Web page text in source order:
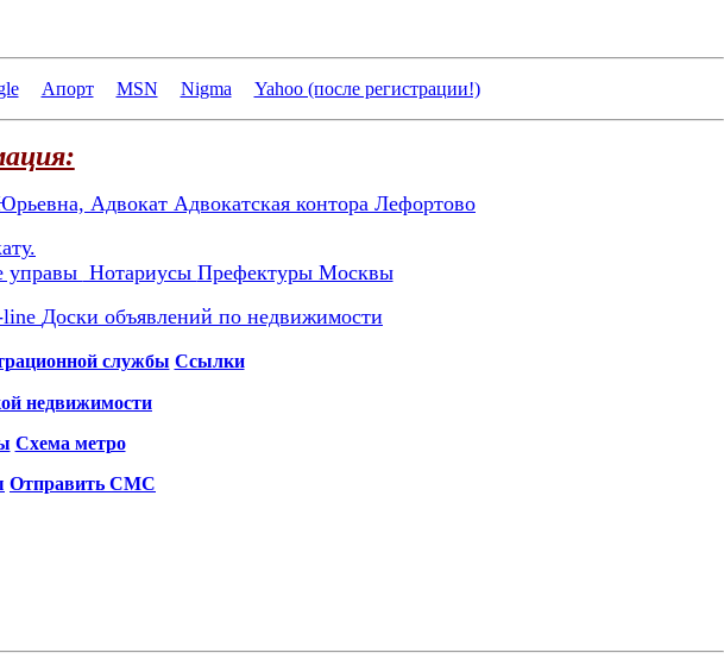
Апорт MSN Nigma Yahoo (после регистрации!)
Адвокат Адвокатская контора Лефортово
управы Нотариусы Префектуры Москвы
line Доски объявлений по недвижимости
службы Ссылки
недвижимости
Схема метро
Отправить СМС